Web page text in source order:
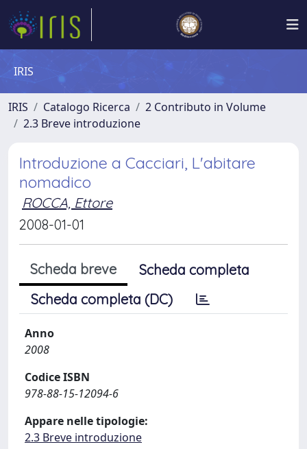
IRIS
IRIS Catalogo Ricerca
2 Contributo in Volume
2.3 Breve introduzione
Introduzione a Cacciari, L'abitare
nomadico
ROCCA, Ettore
2008-01-01
Scheda breve
Scheda completa
Scheda completa (DC)
Anno
2008
Codice ISBN
978-88-15-12094-6
Appare nelle tipologie:
2.3 Breve introduzione